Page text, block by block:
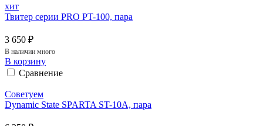
хит
Твитер серии PRO PT-100, пара
3 650 ₽
В наличии много
В корзину
Сравнение
Советуем
Dynamic State SPARTA ST-10A, пара